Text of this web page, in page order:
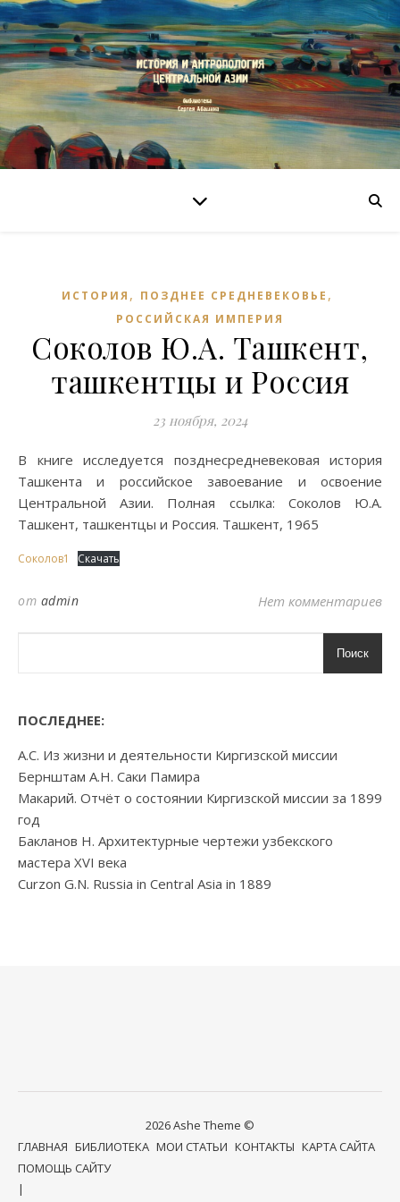
ИСТОРИЯ , ПОЗДНЕЕ СРЕДНЕВЕКОВЬЕ ,
РОССИЙСКАЯ ИМПЕРИЯ
Соколов Ю.А. Ташкент,
ташкентцы и Россия
23 ноября, 2024
В книге исследуется позднесредневековая история
Ташкента и российское завоевание и освоение
Центральной Азии. Полная ссылка: Соколов Ю.А.
Ташкент, ташкентцы и Россия. Ташкент, 1965
Соколов1 Скачать
от admin Нет комментариев
Поиск
ПОСЛЕДНЕЕ:
А.С. Из жизни и деятельности Киргизской миссии
Бернштам А.Н. Саки Памира
Макарий. Отчёт о состоянии Киргизской миссии за 1899
год
Бакланов Н. Архитектурные чертежи узбекского
мастера XVI века
Curzon G.N. Russia in Central Asia in 1889
2026 Ashe Theme ©
ГЛАВНАЯ БИБЛИОТЕКА МОИ СТАТЬИ КОНТАКТЫ КАРТА САЙТА
ПОМОЩЬ САЙТУ